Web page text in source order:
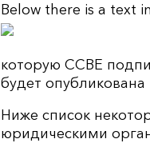
Below there is a text
которую CCBE
будет опубликована
Ниже список
юридическими